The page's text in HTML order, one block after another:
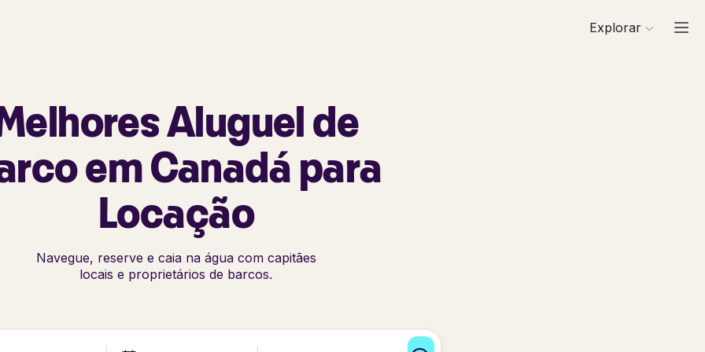
Explorar
Aluguel de
em Canadá para
Locação
Navegue, reserve e caia na água com capitães
locais e proprietários de barcos.